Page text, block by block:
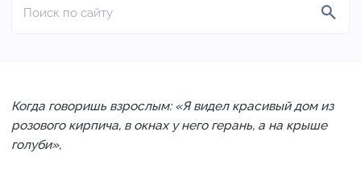
Когда говоришь взрослым: «Я видел красивый дом из
розового кирпича, в окнах у него герань, а на крыше
голуби»,